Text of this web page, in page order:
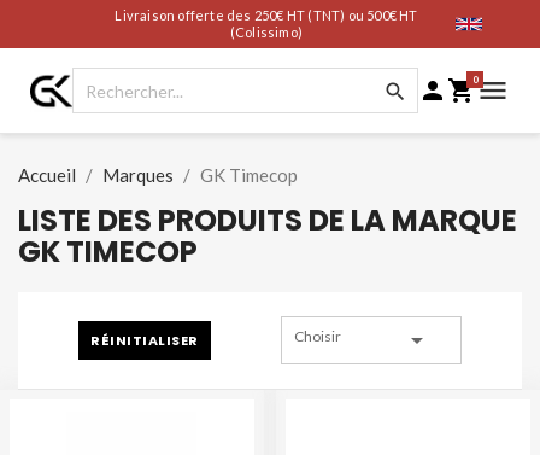
Livraison offerte des 250€ HT (TNT) ou 500€ HT
(Colissimo)
  0
Accueil Marques GK Timecop
LISTE DES PRODUITS DE LA MARQUE
GK TIMECOP
RÉINITIALISER Choisir 